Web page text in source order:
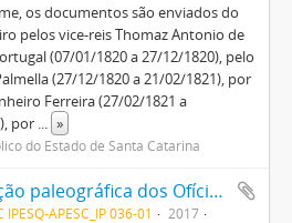
os documentos são enviados do
pelos vice-reis Thomaz Antonio de
(07/01/1820 a 27/12/1820), pelo
(27/12/1820 a 21/02/1821), por
Ferreira (27/02/1821 a
por ... »
do Estado de Santa Catarina
Transcrição paleográfica dos Ofícios dos Juízos de Fora para Governo da Capitania e Junta Governativa Provisória (1814/1822), v. 1
IPESQ-APESC_IP 036-01
2017